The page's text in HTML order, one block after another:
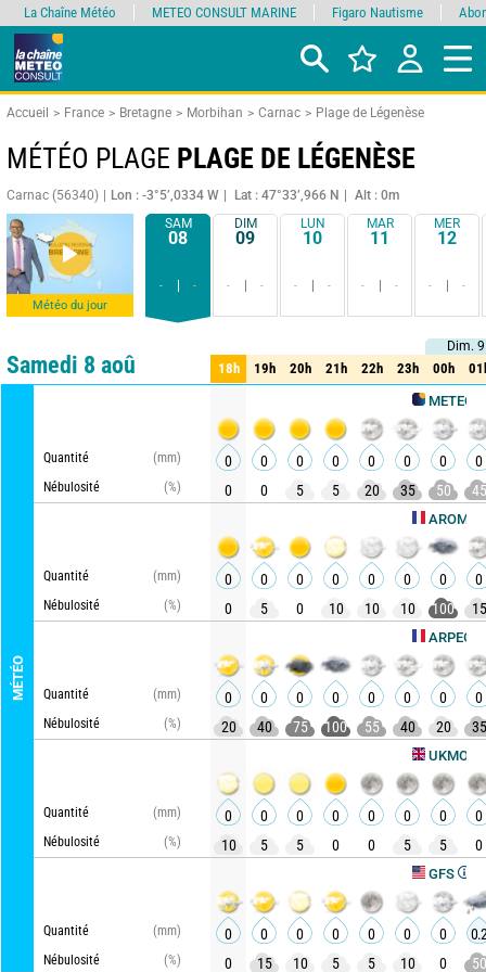
Accueil France Bretagne Morbihan Carnac Plage de Légenèse
MÉTÉO PLAGE PLAGE DE LÉGENÈSE
Carnac (56340) Lon : -3°5’,0334 W Lat : 47°33’,966 N Alt : 0m
Météo du jour
SAM
08
- -
DIM
09
- -
LUN
10
- -
MAR
11
- -
MER
12
- -
Comparateur détaillé synthétique
Samedi 8 aoû
MÉTÉO
METEO CONSULT
Quantité
(mm)
Nébulosité
(%)
AROME HD
Quantité
(mm)
Nébulosité
(%)
Quantité
(mm)
Nébulosité
(%)
Quantité
(mm)
Nébulosité
(%)
Quantité
(mm)
Nébulosité
(%)
Dim. 9
18h 19h 20h 21h 22h 23h 00h
Dim. 9
18h 19h 20h 21h 22h 23h 00h
0 0 0 0 0 0 0
0
0
0 5 5 20 35 50 45
0 0 0 0 0 0 0
0
0
5 0 10 10 10 100 15
0 0 0 0 0 0 0
0
20
40 75 100 55 40 20 35
0 0 0 0 0 0 0
0
10
5 5 0 0 5 5 0
0 0 0 0 0 0 0
0
15 10 5 5 10 0 50
La Chaîne Météo METEO CONSULT MARINE Figaro Nautisme